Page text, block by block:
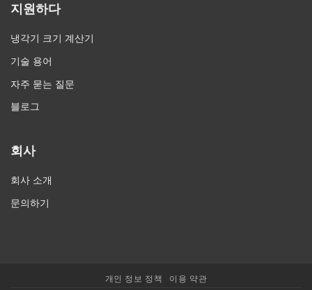
지원하다
냉각기 크기 계산기
기술 용어
자주 묻는 질문
블로그
회사
회사 소개
문의하기
개인 정보 정책 이용 약관